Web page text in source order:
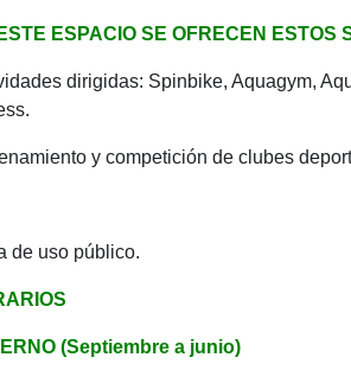
ESPACIO SE OFRECEN ESTOS
dirigidas: Spinbike, Aquagym,
y competición de clubes
de uso público.
(Septiembre a junio)